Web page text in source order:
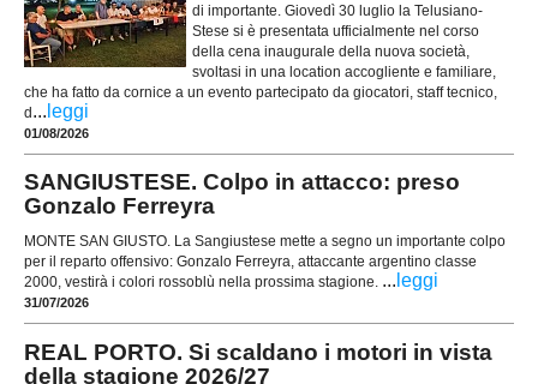
di importante. Giovedì 30 luglio la Telusiano-
Stese si è presentata ufficialmente nel corso
della cena inaugurale della nuova società,
svoltasi in una location accogliente e familiare,
che ha fatto da cornice a un evento partecipato da giocatori, staff tecnico,
d... leggi
01/08/2026
SANGIUSTESE. Colpo in attacco: preso
Gonzalo Ferreyra
MONTE SAN GIUSTO. La Sangiustese mette a segno un importante colpo
per il reparto offensivo: Gonzalo Ferreyra, attaccante argentino classe
2000, vestirà i colori rossoblù nella prossima stagione. ... leggi
31/07/2026
REAL PORTO. Si scaldano i motori in vista
della stagione 2026/27